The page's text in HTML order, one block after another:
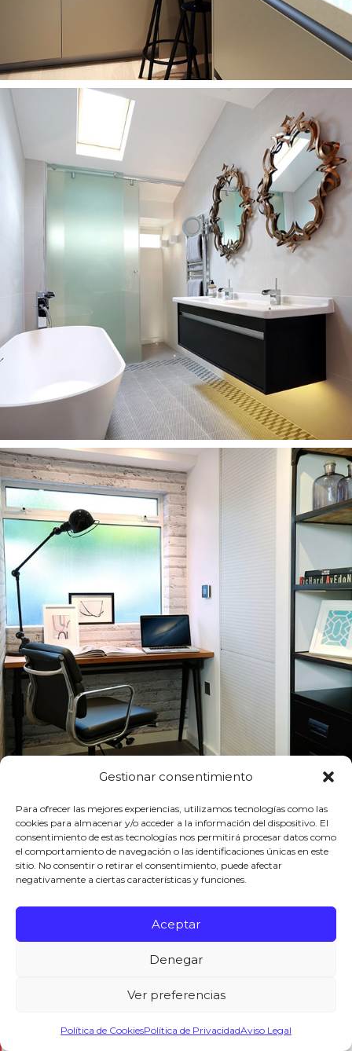
Gestionar consentimiento
Para ofrecer las mejores experiencias, utilizamos tecnologías como las
cookies para almacenar y/o acceder a la información del dispositivo. El
consentimiento de estas tecnologías nos permitirá procesar datos como
el comportamiento de navegación o las identificaciones únicas en este
sitio. No consentir o retirar el consentimiento, puede afectar
negativamente a ciertas características y funciones.
Aceptar
Denegar
Ver preferencias
Política de CookiesPolítica de PrivacidadAviso Legal
Ullamcorper per dis adipiscing curae nisl nisl blandit nunc
vel massa ad venenatis a cras donec adipiscing adipiscing
at a suspendisse montes habitasse vestibulum et sagittis
aptent ornare. Purus nostra orci nascetur ante aenean
potenti magna turpis a vestibulum nunc a vestibulum at
parturient leo feugiat a.
integer lacus ridiculus ullamcorper nec ac
aliquam amet. Cras duis aliquet a cras hendrerit